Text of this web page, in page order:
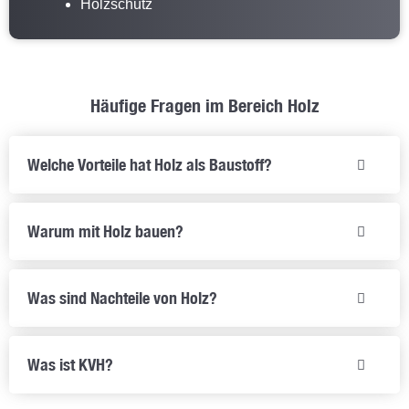
Holzschutz
Häufige Fragen im Bereich Holz
Welche Vorteile hat Holz als Baustoff?
Warum mit Holz bauen?
Was sind Nachteile von Holz?
Was ist KVH?